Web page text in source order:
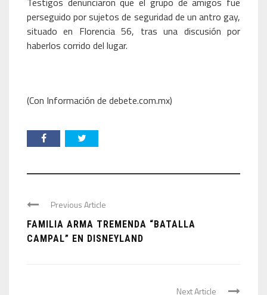
perseguido por sujetos de seguridad de un antro gay,
situado en Florencia 56, tras una discusión por
haberlos corrido del lugar.
(Con Información de debete.com.mx)
Previous Article
FAMILIA ARMA TREMENDA “BATALLA
CAMPAL” EN DISNEYLAND
Next Article